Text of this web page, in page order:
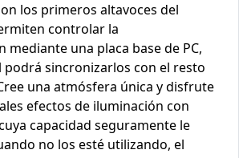
los primeros altavoces del
controlar la
una placa base de PC,
podrá sincronizarlos con el resto
una atmósfera única y disfrute
efectos de iluminación con
capacidad seguramente le
no los esté utilizando, el